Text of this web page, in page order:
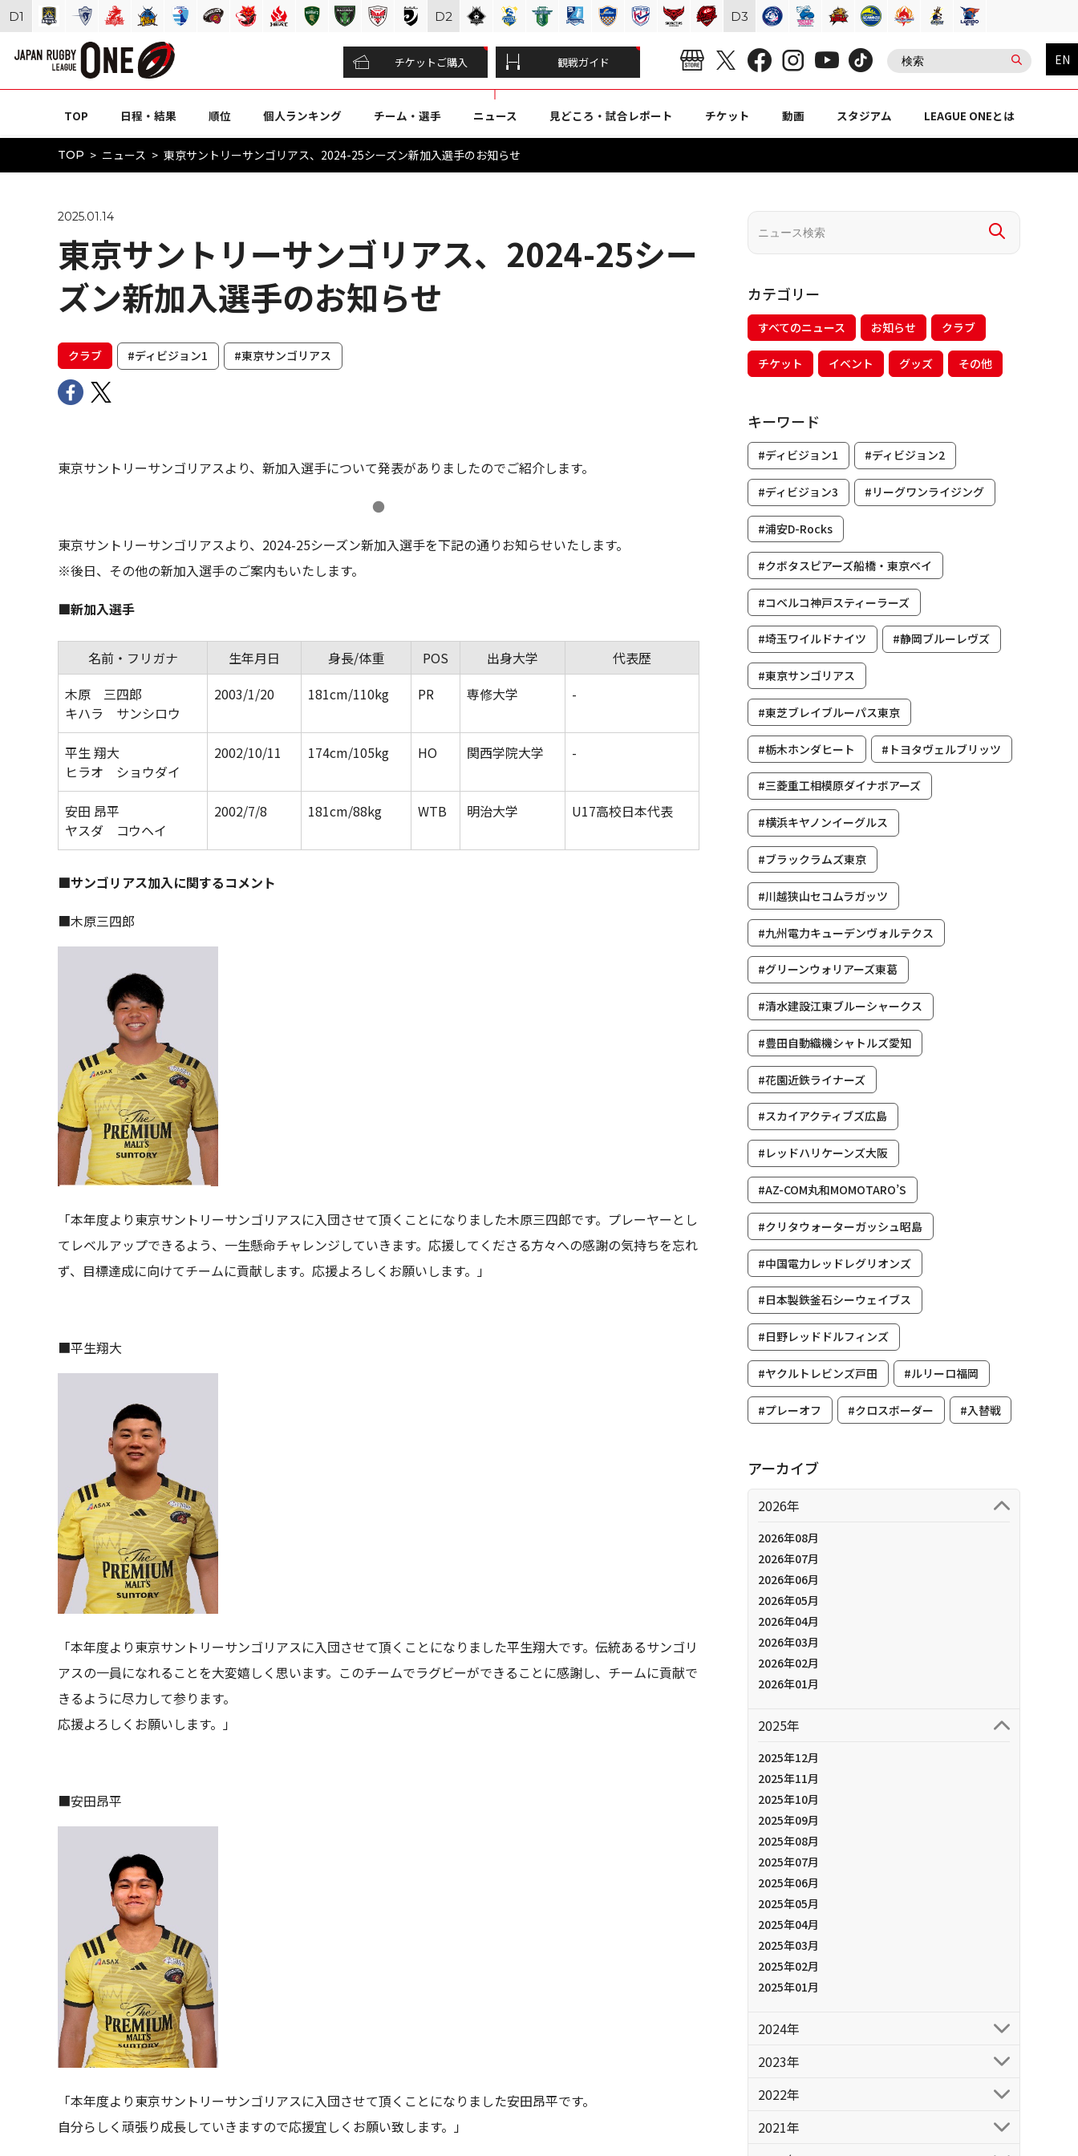
チケットご購入 観戦ガイド EN
TOP 日程・結果 順位 個人ランキング チーム・選手 ニュース 見どころ・試合レポート チケット 動画 スタジアム LEAGUE ONEとは
TOP ニュース 東京サントリーサンゴリアス、2024-25シーズン新加入選手のお知らせ
2025.01.14
東京サントリーサンゴリアス、2024-25シー
ズン新加入選手のお知らせ
クラブ #ディビジョン1 #東京サンゴリアス
東京サントリーサンゴリアスより、新加入選手について発表がありましたのでご紹介します。
●
東京サントリーサンゴリアスより、2024-25シーズン新加入選手を下記の通りお知らせいたします。
※後日、その他の新加入選手のご案内もいたします。
■新加入選手
名前・フリガナ 生年月日 身長/体重 POS 出身大学
代表歴
木原 三四郎
キハラ サンシロウ
2003/1/20 181cm/110kg PR 専修大学 -
平生 翔大
ヒラオ ショウダイ
2002/10/11 174cm/105kg HO 関西学院大学 -
安田 昂平
ヤスダ コウヘイ
2002/7/8 181cm/88kg WTB 明治大学 U17高校日本代表
■サンゴリアス加入に関するコメント
■木原三四郎
「本年度より東京サントリーサンゴリアスに入団させて頂くことになりました木原三四郎です。プレーヤーとし
てレベルアップできるよう、一生懸命チャレンジしていきます。応援してくださる方々への感謝の気持ちを忘れ
ず、目標達成に向けてチームに貢献します。応援よろしくお願いします。」
■平生翔大
「本年度より東京サントリーサンゴリアスに入団させて頂くことになりました平生翔大です。伝統あるサンゴリ
アスの一員になれることを大変嬉しく思います。このチームでラグビーができることに感謝し、チームに貢献で
きるように尽力して参ります。
応援よろしくお願いします。」
■安田昂平
「本年度より東京サントリーサンゴリアスに入団させて頂くことになりました安田昂平です。
自分らしく頑張り成長していきますので応援宜しくお願い致します。」
カテゴリー
すべてのニュース お知らせ クラブ
チケット イベント グッズ その他
キーワード
#ディビジョン1 #ディビジョン2
#ディビジョン3 #リーグワンライジング
#浦安D-Rocks
#クボタスピアーズ船橋・東京ベイ
#コベルコ神戸スティーラーズ
#埼玉ワイルドナイツ #静岡ブルーレヴズ
#東京サンゴリアス
#東芝ブレイブルーパス東京
#栃木ホンダヒート #トヨタヴェルブリッツ
#三菱重工相模原ダイナボアーズ
#横浜キヤノンイーグルス
#ブラックラムズ東京
#川越狭山セコムラガッツ
#九州電力キューデンヴォルテクス
#グリーンウォリアーズ東葛
#清水建設江東ブルーシャークス
#豊田自動織機シャトルズ愛知
#花園近鉄ライナーズ
#スカイアクティブズ広島
#レッドハリケーンズ大阪
#AZ-COM丸和MOMOTARO’S
#クリタウォーターガッシュ昭島
#中国電力レッドレグリオンズ
#日本製鉄釜石シーウェイブス
#日野レッドドルフィンズ
#ヤクルトレビンズ戸田 #ルリーロ福岡
#プレーオフ #クロスボーダー #入替戦
アーカイブ
2026年
2026年08月
2026年07月
2026年06月
2026年05月
2026年04月
2026年03月
2026年02月
2026年01月
2025年
2025年12月
2025年11月
2025年10月
2025年09月
2025年08月
2025年07月
2025年06月
2025年05月
2025年04月
2025年03月
2025年02月
2025年01月
2024年
2023年
2022年
2021年
D1 D2 D3